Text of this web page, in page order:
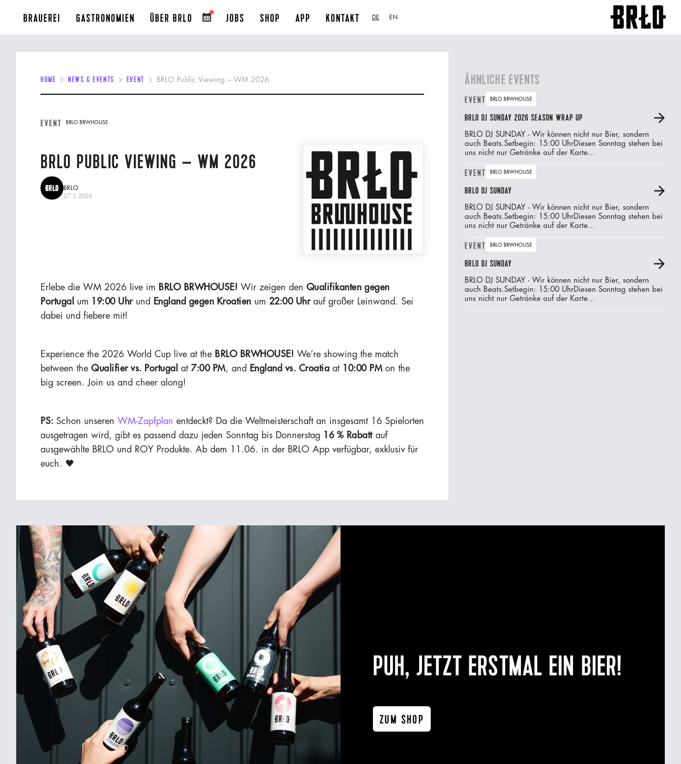
BRAUEREI GASTRONOMIEN ÜBER BRLO JOBS SHOP APP KONTAKT DE EN
HOME NEWS & EVENTS EVENT BRLO Public Viewing – WM 2026
EVENT BRLO BRWHOUSE
BRLO PUBLIC VIEWING – WM 2026
BRLO
27.5.2026
Erlebe die WM 2026 live im BRLO BRWHOUSE! Wir zeigen den Qualifikanten gegen
Portugal um 19:00 Uhrund England gegen Kroatien um 22:00 Uhrauf großer Leinwand. Sei
dabei und fiebere mit!
Experience the 2026 World Cup live at the BRLO BRWHOUSE! We’re showing the match
between the Qualifier vs. Portugal at 7:00 PM, and England vs. Croatia at 10:00 PMon the
big screen. Join us and cheer along!
PS: Schon unseren WM-Zapfplan entdeckt? Da die Weltmeisterschaft an insgesamt 16 Spielorten
ausgetragen wird, gibt es passend dazu jeden Sonntag bis Donnerstag 16 % Rabattauf
ausgewählte BRLO und ROY Produkte. Ab dem 11.06. in der BRLO App verfügbar, exklusiv für
euch. 🖤
ÄHNLICHE EVENTS
EVENT BRLO BRWHOUSE
BRLO DJ SUNDAY 2026 SEASON WRAP UP A
BRLO DJ SUNDAY - Wir können nicht nur Bier, sondern
auch Beats.‍Setbegin: 15:00 UhrDiesen Sonntag stehen bei
uns nicht nur Getränke auf der Karte...
EVENT BRLO BRWHOUSE
BRLO DJ SUNDAY A
BRLO DJ SUNDAY - Wir können nicht nur Bier, sondern
auch Beats.‍Setbegin: 15:00 UhrDiesen Sonntag stehen bei
uns nicht nur Getränke auf der Karte...
EVENT BRLO BRWHOUSE
BRLO DJ SUNDAY A
BRLO DJ SUNDAY - Wir können nicht nur Bier, sondern
auch Beats.‍Setbegin: 15:00 UhrDiesen Sonntag stehen bei
uns nicht nur Getränke auf der Karte...
PUH, JETZT ERSTMAL EIN BIER!
ZUM SHOP